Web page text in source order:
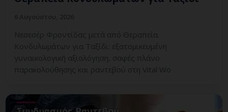
Νεσεσέρ Φροντίδας μετά από Θεραπεία
Κονδυλωμάτων για Ταξίδι: εξατομικευμένη
γυναικολογική αξιολόγηση, σαφές πλάνο
παρακολούθησης και ραντεβού στη Vital Wo